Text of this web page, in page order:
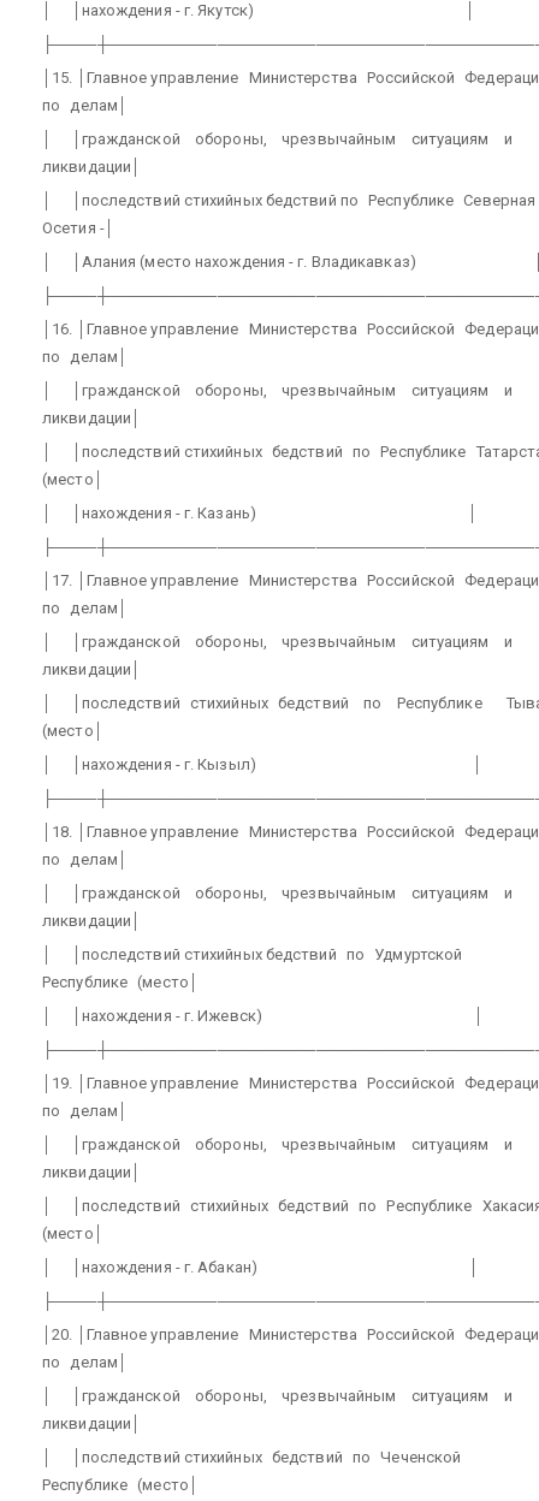
│нахождения - г. Якутск)
│15. │Главное управление Министерства Российской
по
делам│
│гражданской обороны, чрезвычайным ситуациям
и
ликвидации│
│последствий стихийных бедствий по Республике Северная
Осетия -│
│Алания (место нахождения - г. Владикавказ)
│16. │Главное управление Министерства Российской
по
делам│
│гражданской обороны, чрезвычайным ситуациям
и
ликвидации│
│последствий стихийных бедствий по Республике
(место│
│нахождения - г. Казань)
│17. │Главное управление Министерства Российской
по
делам│
│гражданской обороны, чрезвычайным ситуациям
и
ликвидации│
│последствий стихийных бедствий по Республике
(место│
│нахождения - г. Кызыл)
│18. │Главное управление Министерства Российской
по
делам│
│гражданской обороны, чрезвычайным ситуациям
и
ликвидации│
│последствий стихийных бедствий по
Удмуртской
Республике (место│
│нахождения - г. Ижевск)
│19. │Главное управление Министерства Российской
по
делам│
│гражданской обороны, чрезвычайным ситуациям
и
ликвидации│
│последствий стихийных бедствий по Республике
(место│
│нахождения - г. Абакан)
│20. │Главное управление Министерства Российской
по
делам│
│гражданской обороны, чрезвычайным ситуациям
и
ликвидации│
│последствий стихийных бедствий по
Чеченской
Республике (место│